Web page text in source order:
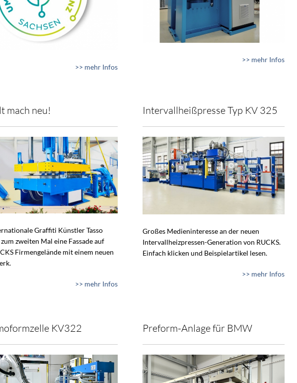
>> mehr Infos
>> mehr Infos
mach neu!
Graffiti Künstler Tasso
zweiten Mal eine Fassade auf
Firmengelände mit einem neuen
>> mehr Infos
Intervallheißpresse Typ KV 325
Großes Medieninteresse an der neuen
Intervallheizpressen-Generation von RUCKS.
Einfach klicken und Beispielartikel lesen.
>> mehr Infos
KV322 Preform-Anlage für BMW